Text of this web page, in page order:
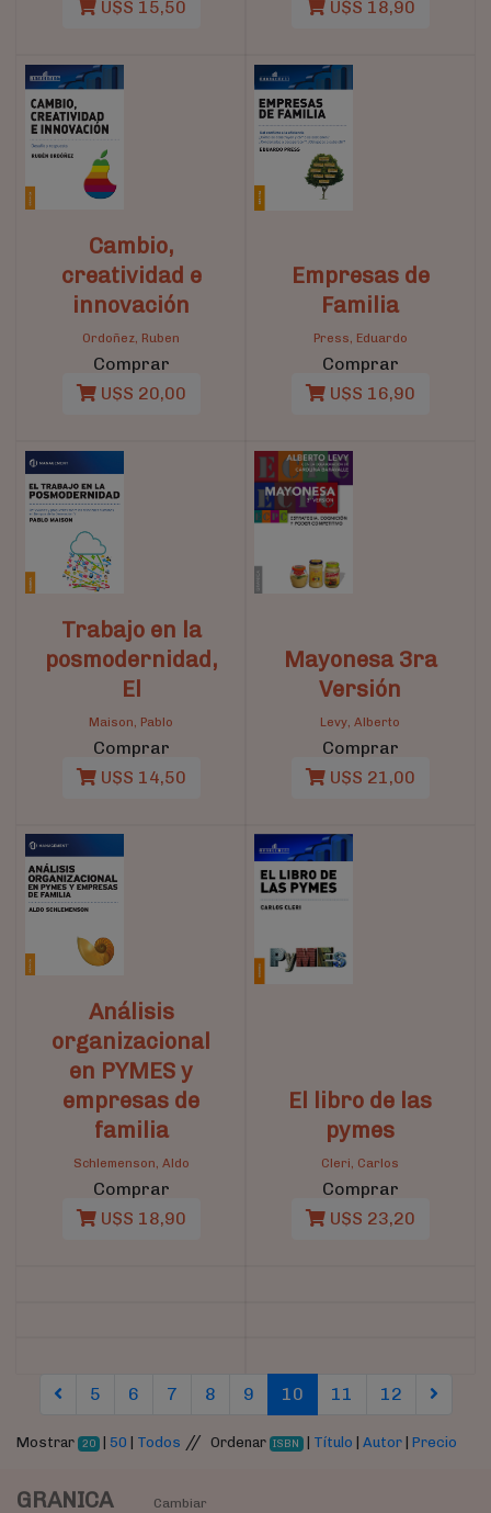
U$S 15,50
U$S 18,90
Cambio,
creatividad e
innovación
Ordoñez, Ruben
Comprar
U$S 20,00
Empresas de
Familia
Press, Eduardo
Comprar
U$S 16,90
Trabajo en la
posmodernidad,
El
Maison, Pablo
Comprar
U$S 14,50
Mayonesa 3ra
Versión
Levy, Alberto
Comprar
U$S 21,00
Análisis
organizacional
en PYMES y
empresas de
familia
Schlemenson, Aldo
Comprar
U$S 18,90
El libro de las
pymes
Cleri, Carlos
Comprar
U$S 23,20
5 6 7 8 9 10(current)
11 (current)
12(current)
Mostrar 20 | 50 Todos // Ordenar ISBN Título |Autor |Precio
GRANICA Cambiar